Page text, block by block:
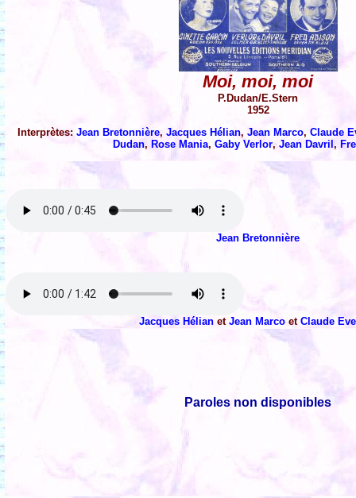
Moi, moi, moi
P.Dudan/E.Stern
1952
Interprètes: Jean Bretonnière, Jacques Hélian, Jean Marco, Claude
Dudan, Rose Mania, Gaby Verlor, Jean Davril ,
Jean Bretonnière
Jacques Hélian etJean Marco etClaude
Paroles non disponibles